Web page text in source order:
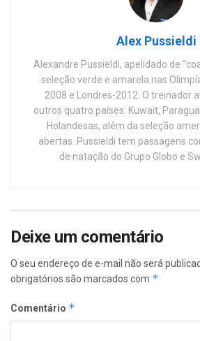
Alex Pussieldi
Alexandre Pussieldi, apelidado de
seleção verde e amarela nas
2008 e Londres-2012. O treinador
outros quatro países: Kuwait,
Holandesas, além da seleção
abertas. Pussieldi tem passagens
de natação do Grupo Globo e
Deixe um comentário
O seu endereço de e-mail não será
obrigatórios são marcados com *
Comentário *